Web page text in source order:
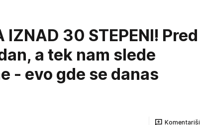
IZNAD 30 STEPENI! Pred
a tek nam slede
- evo gde se danas
Komentariši